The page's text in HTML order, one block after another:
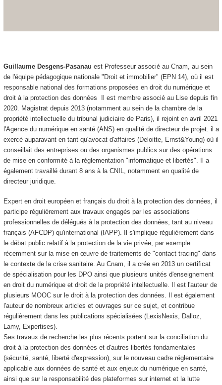
Guillaume Desgens-Pasanau est Professeur associé au Cnam, au sein
de l'équipe pédagogique nationale "Droit et immobilier" (EPN 14), où il est
responsable national des formations proposées en droit du numérique et
droit à la protection des données Il est membre associé au Lise depuis fin
2020. Magistrat depuis 2013 (notamment au sein de la chambre de la
propriété intellectuelle du tribunal judiciaire de Paris), il rejoint en avril 2021
l'Agence du numérique en santé (ANS) en qualité de directeur de projet. il a
exercé auparavant en tant qu'avocat d'affaires (Deloitte, Ernst&Young) où il
conseillait des entreprises ou des organismes publics sur des opérations
de mise en conformité à la réglementation "informatique et libertés". Il a
également travaillé durant 8 ans à la CNIL, notamment en qualité de
directeur juridique.
Expert en droit européen et français du droit à la protection des données, il
participe régulièrement aux travaux engagés par les associations
professionnelles de délégués à la protection des données, tant au niveau
français (AFCDP) qu'international (IAPP). Il s'implique régulièrement dans
le débat public relatif à la protection de la vie privée, par exemple
récemment sur la mise en œuvre de traitements de "contact tracing" dans
le contexte de la crise sanitaire. Au Cnam, il a crée en 2013 un certificat
de spécialisation pour les DPO ainsi que plusieurs unités d'enseignement
en droit du numérique et droit de la propriété intellectuelle. Il est l'auteur de
plusieurs MOOC sur le droit à la protection des données. Il est également
l'auteur de nombreux articles et ouvrages sur ce sujet, et contribue
régulièrement dans les publications spécialisées (LexisNexis, Dalloz,
Lamy, Expertises).
Ses travaux de recherche les plus récents portent sur la conciliation du
droit à la protection des données et d'autres libertés fondamentales
(sécurité, santé, liberté d'expression), sur le nouveau cadre réglementaire
applicable aux données de santé et aux enjeux du numérique en santé,
ainsi que sur la responsabilité des plateformes sur internet et la lutte